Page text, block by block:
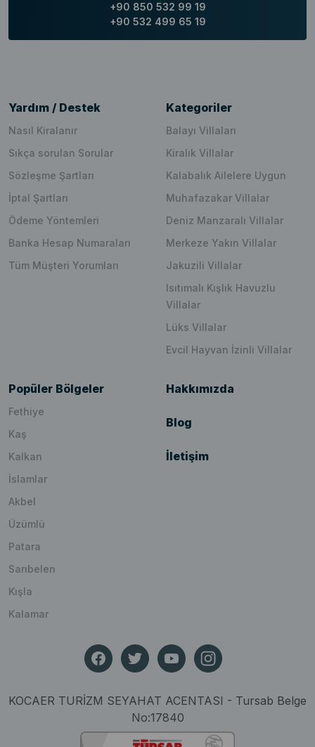
+90 850 532 99 19
+90 532 499 65 19
Yardım / Destek
Nasıl Kiralanır
Sıkça sorulan Sorular
Sözleşme Şartları
İptal Şartları
Ödeme Yöntemleri
Banka Hesap Numaraları
Tüm Müşteri Yorumları
Kategoriler
Balayı Villaları
Kiralık Villalar
Kalabalık Ailelere Uygun
Muhafazakar Villalar
Deniz Manzaralı Villalar
Merkeze Yakın Villalar
Jakuzili Villalar
Isıtımalı Kışlık Havuzlu
Villalar
Lüks Villalar
Evcil Hayvan İzinli Villalar
Popüler Bölgeler
Fethiye
Kaş
Kalkan
İslamlar
Akbel
Üzümlü
Patara
Sarıbelen
Kışla
Kalamar
Hakkımızda
Blog
İletişim
KOCAER TURİZM SEYAHAT ACENTASI - Tursab Belge
No:17840